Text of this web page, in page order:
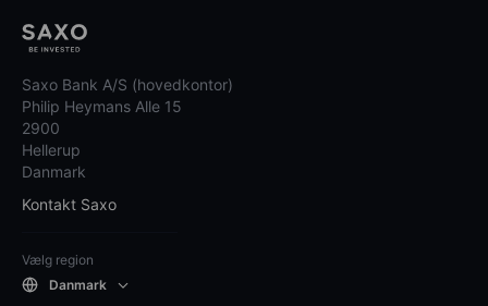
Saxo Bank A/S (hovedkontor)
Philip Heymans Alle 15
2900
Hellerup
Danmark
Kontakt Saxo
Vælg region
Danmark